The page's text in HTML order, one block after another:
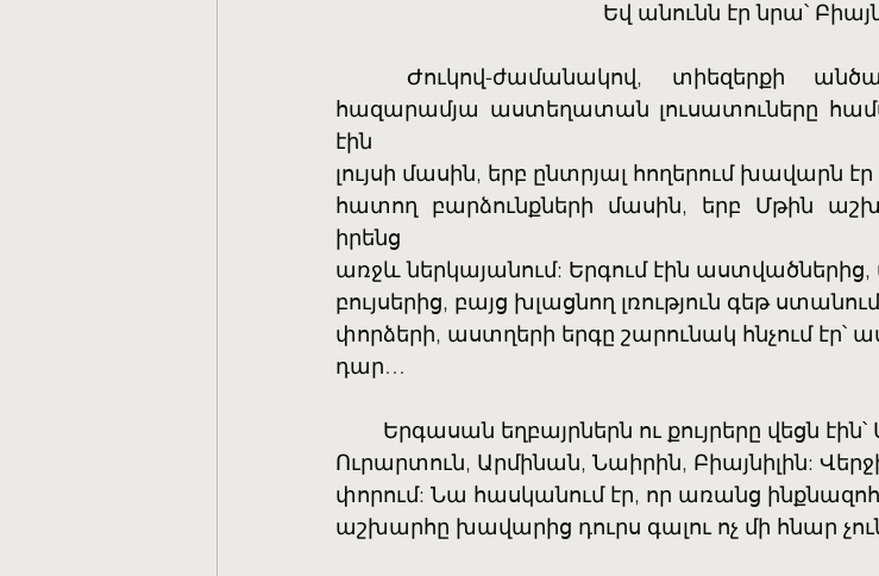
Եվ անունն էր նրա՝
հազարամյա աստեղատան լուսատուները
էին
լույսի մասին, երբ ընտրյալ հողերում խավարն էր
հատող բարձունքների մասին, երբ Մթին
իրենց
առջև ներկայանում: Երգում էին
բույսերից, բայց խլացնող լռություն գեթ
փորձերի, աստղերի երգը շարունակ հնչում
դար…
Երգասան եղբայրներն ու քույրերը վեցն
Ուրարտուն, Արմինան, Նաիրին, Բիայնիլին:
փորում: Նա հասկանում էր, որ առանց
աշխարհը խավարից դուրս գալու ոչ մի հնար